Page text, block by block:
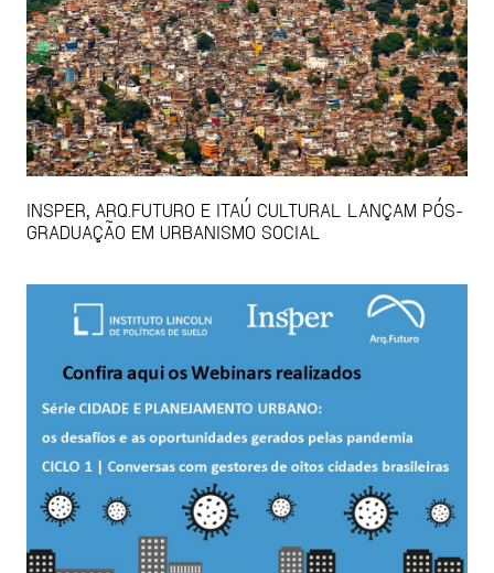
INSPER, ARQ.FUTURO E ITAÚ CULTURAL LANÇAM PÓS-
GRADUAÇÃO EM URBANISMO SOCIAL